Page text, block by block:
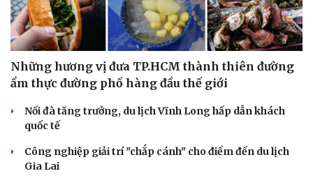
Những hương vị đưa TP.HCM thành thiên đường
ẩm thực đường phố hàng đầu thế giới
Nối đà tăng trưởng, du lịch Vĩnh Long hấp dẫn khách
quốc tế
Công nghiệp giải trí "chắp cánh" cho điểm đến du lịch
Gia Lai